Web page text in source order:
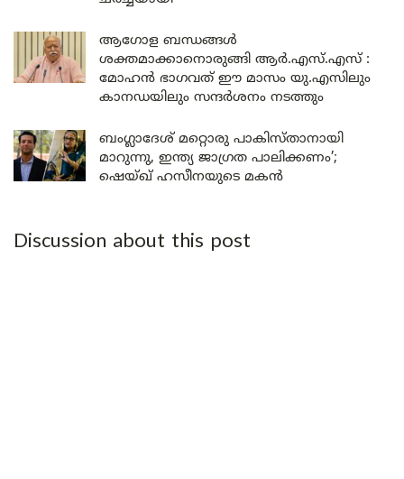
ആഗോള ബന്ധങ്ങൾ
ശക്തമാക്കാനൊരുങ്ങി ആർ.എസ്.എസ് :
മോഹൻ ഭാഗവത് ഈ മാസം യു.എസിലും
കാനഡയിലും സന്ദർശനം നടത്തും
ബംഗ്ലാദേശ് മറ്റൊരു പാകിസ്താനായി
മാറുന്നു, ഇന്ത്യ ജാഗ്രത പാലിക്കണം’;
ഷെയ്ഖ് ഹസീനയുടെ മകൻ
Discussion about this post